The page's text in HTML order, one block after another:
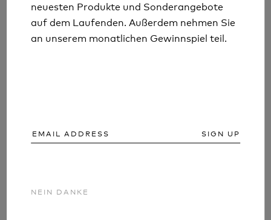
neuesten Produkte und Sonderangebote
auf dem Laufenden. Außerdem nehmen Sie
an unserem monatlichen Gewinnspiel teil.
SIGN UP
NEIN DANKE
neuesten Produkte und Sonderangebote
auf dem Laufenden. Außerdem nehmen Sie
an unserem monatlichen Gewinnspiel teil.
SIGN UP
NEIN DANKE